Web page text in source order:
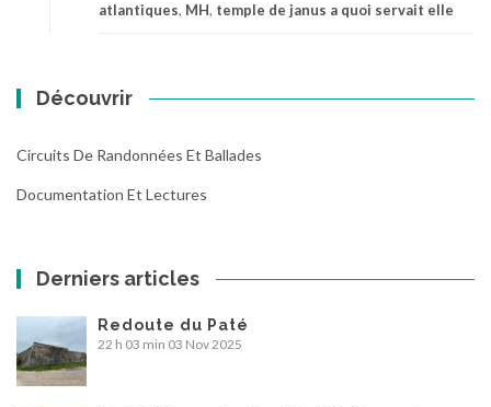
atlantiques, MH, temple de janus a quoi servait elle
Découvrir
Circuits De Randonnées Et Ballades
Documentation Et Lectures
Derniers articles
Redoute du Paté
22 h 03 min 03 Nov 2025